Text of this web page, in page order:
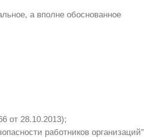
а вполне обоснованное
от 28.10.2013);
работников организаций”